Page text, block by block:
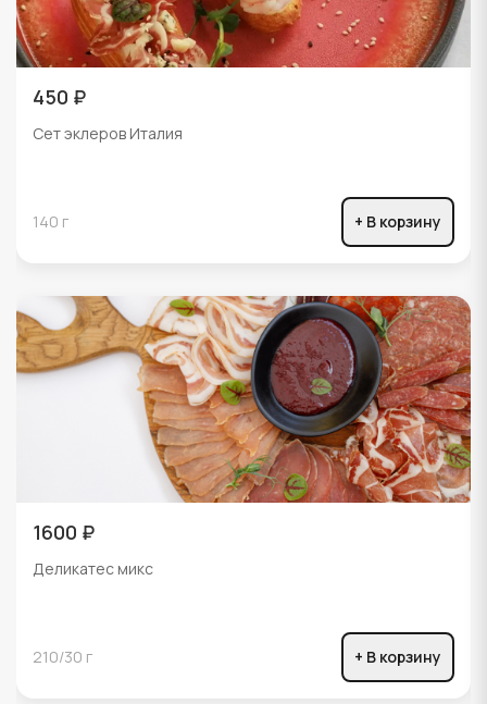
450 ₽
Сет эклеров Италия
140 г + В корзину
1600 ₽
Деликатес микс
210/30 г + В корзину